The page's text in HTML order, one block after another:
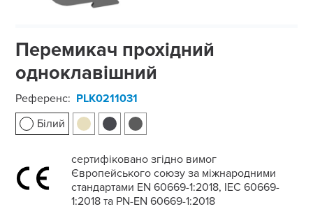
Перемикач прохідний
одноклавішний
Референс: PLK0211031
Білий
сертифіковано згідно вимог
Європейського союзу за міжнародними
стандартами EN 60669-1:2018, IEC 60669-
1:2018 та PN-EN 60669-1:2018